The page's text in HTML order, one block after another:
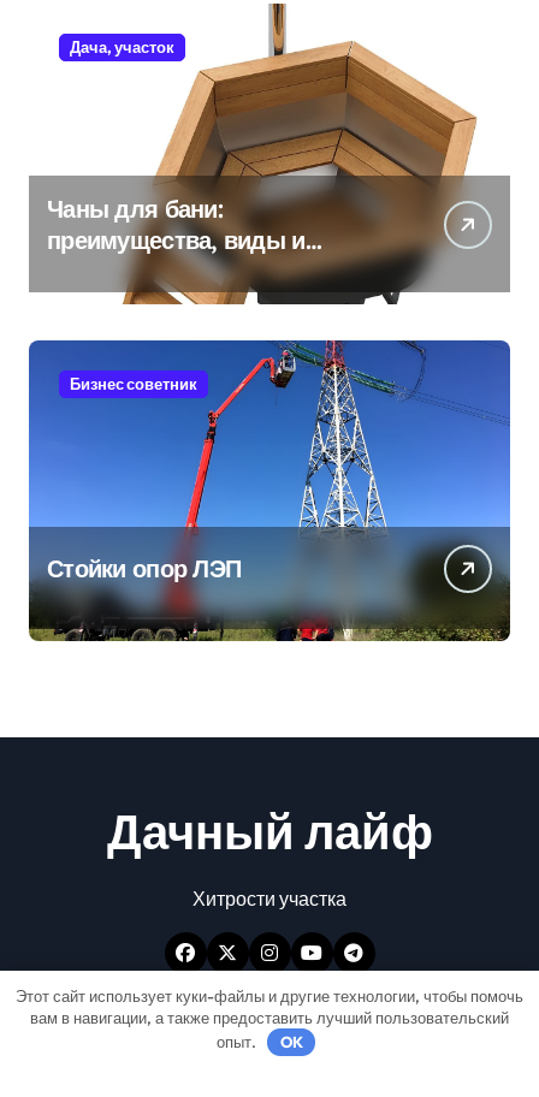
Дача, участок
Чаны для бани:
преимущества, виды и
особенности использования
Бизнес советник
Стойки опор ЛЭП
Дачный лайф
Хитрости участка
Этот сайт использует куки-файлы и другие технологии, чтобы помочь
вам в навигации, а также предоставить лучший пользовательский
опыт.
OK